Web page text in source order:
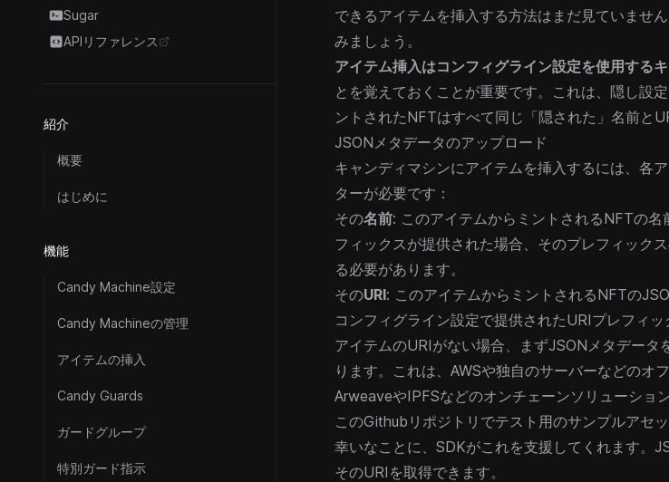
Sugar
APIリファレンス
opens in a new tab
紹介
概要
はじめに
機能
Candy Machine設定
Candy Machineの管理
アイテムの挿入
Candy Guards
ガードグループ
特別ガード指示
できるアイテムを挿入する方法はまだ見ていませ
みましょう。
アイテム挿入はコンフィグライン設定を使用する
とを覚えておくことが重要です。これは、 隠し設定
ントされたNFTはすべて同じ「隠された」名前と
JSONメタデータのアップロード
キャンディマシンにアイテムを挿入するには、各
ターが必要です：
その名前: このアイテムからミントされるNFTの
フィックスが提供された場合、そのプレフィック
る必要があります。
そのURI: このアイテムからミントされるNFTの
コンフィグライン設定で提供されたURIプレフィッ
アイテムのURIがない場合、まずJSONメタデータ
ります。これは、AWSや独自のサーバーなどのオ
ArweaveやIPFSなどのオンチェーンソリューショ
このGithubリポジトリ でテスト用のサンプルアセ
幸いなことに、SDKがこれを支援してくれます。
そのURIを取得できます。